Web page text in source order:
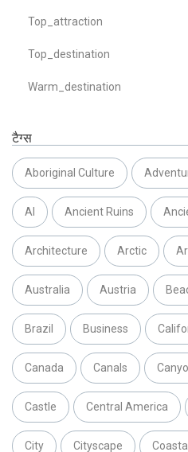
Top_attraction
Top_destination
Warm_destination
टैग्स
Aboriginal Culture
AI Ancient Ruins
Architecture Arctic
Australia Austria
Brazil Business
Canada Canals
Castle Central America
City Cityscape Coastal